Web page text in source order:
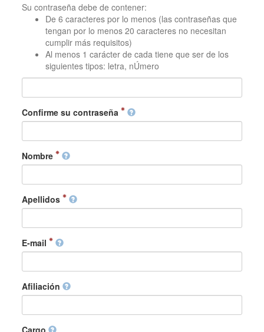
Su contraseña debe de contener:
De 6 caracteres por lo menos (las contraseñas que
tengan por lo menos 20 caracteres no necesitan
cumplir más requisitos)
Al menos 1 carácter de cada tiene que ser de los
siguientes tipos: letra, nÚmero
Confirme su contraseña
Nombre
Apellidos
E-mail
Afiliación
Cargo